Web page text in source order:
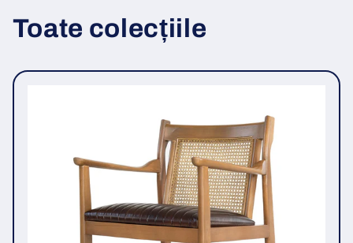
Toate colecțiile